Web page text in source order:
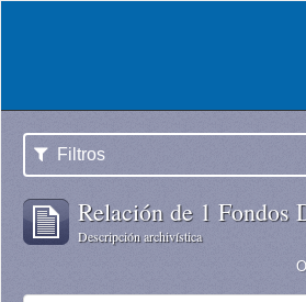
Filtros
Relación de 1 Fondos
Descripción archivística